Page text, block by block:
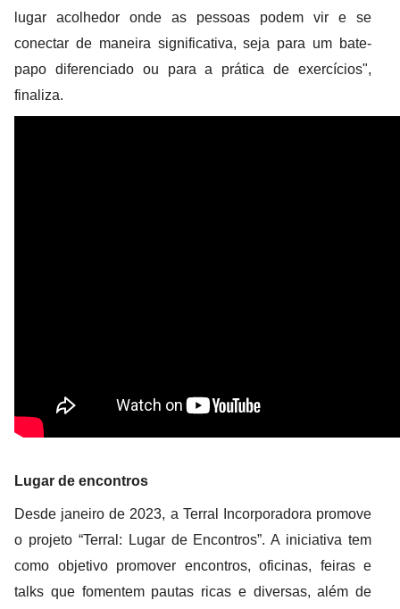
lugar acolhedor onde as pessoas podem vir e se
conectar de maneira significativa, seja para um bate-
papo diferenciado ou para a prática de exercícios",
finaliza.
Lugar de encontros
Desde janeiro de 2023, a Terral Incorporadora promove
o projeto “Terral: Lugar de Encontros”. A iniciativa tem
como objetivo promover encontros, oficinas, feiras e
talks que fomentem pautas ricas e diversas, além de